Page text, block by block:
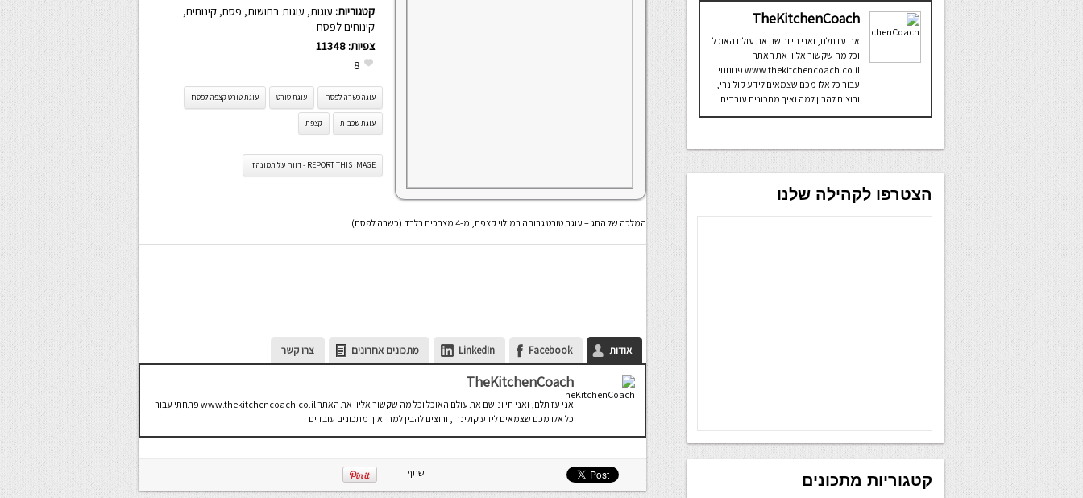
קטגוריות: עוגות, עוגות בחושות, פסח, קינוחים,
קינוחים לפסח
צפיות: 11348
8
עוגה כשרה לפסח עוגת טורט עוגת טורט קצפה לפסח
עוגת שכבות קצפת
REPORT THIS IMAGE - דווח על תמונה זו
המלכה של החג – עוגת טורט גבוהה במילוי קצפת, מ-4 מצרכים בלבד (כשרה לפסח)
אודות Facebook
LinkedIn מתכונים אחרונים צרו קשר
TheKitchenCoach
אני עֹז תלם, ואני חי ונושם את עולם האוכל וכל מה שקשור אליו. את האתר www.thekitchencoach.co.il פתחתי עבור
כל אלו מכם שצמאים לידע קולינרי, ורוצים להבין למה ואיך מתכונים עובדים
שתף
TheKitchenCoach
אני עֹז תלם, ואני חי ונושם את עולם האוכל
וכל מה שקשור אליו. את האתר
www.thekitchencoach.co.il פתחתי
עבור כל אלו מכם שצמאים לידע קולינרי,
ורוצים להבין למה ואיך מתכונים עובדים
הצטרפו לקהילה שלנו
קטגוריות מתכונים